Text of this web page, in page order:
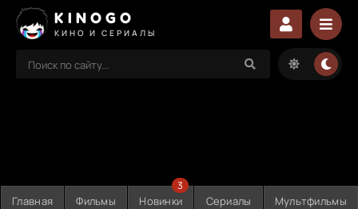
KINOGO
КИНО И СЕРИАЛЫ
Главная Фильмы Новинки
3
Сериалы Мультфильмы